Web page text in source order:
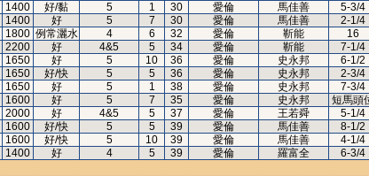
1400 好/黏 5 1 30 愛倫 馬佳善 5-3/4
1400 好 5 7 30 愛倫 馬佳善 2-1/4
1800 例常灑水 4 6 32 愛倫 靳能 16
2200 好 4&5 5 34 愛倫 靳能 7-1/4
1650 好 5 10 36 愛倫 史永邦 6-1/2
1650 好/快 5 5 36 愛倫 史永邦 2-3/4
1650 好 5 1 38 愛倫 史永邦 7-3/4
1600 好 5 7 35 愛倫 史永邦 短馬頭
2000 好 4&5 5 37 愛倫 王若舜 5-1/4
1600 好/快 5 5 39 愛倫 馬佳善 8-1/2
1600 好/快 5 10 39 愛倫 馬佳善 4-1/4
1400 好 4 5 39 愛倫 羅富全 6-3/4